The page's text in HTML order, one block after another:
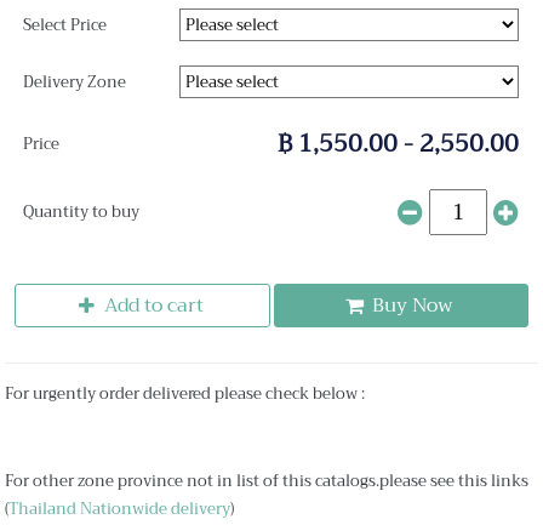
Select Price
Delivery Zone
Price ฿ 1,550.00 - 2,550.00
Quantity to buy
Add to cart Buy Now
For urgently order delivered please check below :
For other zone province not in list of this catalogs.please see this links
(Thailand Nationwide delivery)